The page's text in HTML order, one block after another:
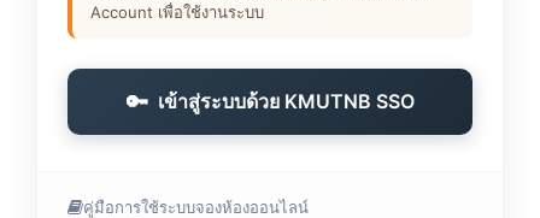
Account เพื่อใช้งานระบบ
🔑 เข้าสู่ระบบด้วย KMUTNB SSO
คู่มือการใช้ระบบจองห้องออนไลน์